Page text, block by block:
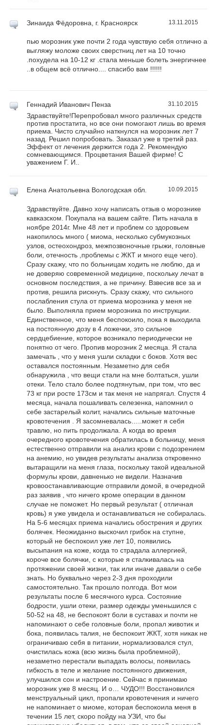
Зинаида Фёдоровна, г. Красноярск 13.11.2015
пью морозник уже почти 2 года чувствую себя отлично а
выгляжу моложе своих сверстниц лет на 10 точно
.похудела на 10-12 кг .стала меньше болеть энергичнее
..в общем всё отлично.... спасибо вам !!!!!!
Геннадий Иванович Пенза 31.10.2015
Здравствуйте!Перепробовал много различных средств
против простатита, но все они помогают лишь во время
приема. Чисто случайно наткнулся на морозник лет 7
назад. Решил попробовать. Заказал уже в третий раз.
Эффект от лечения держится года 2. Рекомендую
сомневающимся. Процветания Вашей фирме! С
уважением Г. И..
Елена Анатольевна Вологодская обл. 10.09.2015
Здравствуйте. Давно хочу написать отзыв о морознике
кавказском. Покупала на вашем сайте. Пить начала в
ноябре 2014г. Мне 48 лет и проблем со здоровьем
накопилось много ( миома, несколько субмукозных
узлов, остеохондроз, межпозвоночные грыжи, головные
боли, отечность ,проблемы с ЖКТ и много еще чего).
Сразу скажу, что по больницам ходить не люблю, да и
не доверяю современной медицине, поскольку лечат в
основном последствия, а не причину. Взвесив все за и
против, решила рискнуть. Сразу скажу, что сильного
послабления стула от приема морозника у меня не
было. Выполняла прием морозника по инструкции.
Единственное, что меня беспокоило, пока я выходила
на постоянную дозу в 4 ложечки, это сильное
сердцебиение, которое возникало периодически не
понятно от чего. Пропив морозник 2 месяца. Я стала
замечать , что у меня ушли складки с боков. Хотя вес
оставался постоянным. Незаметно для себя
обнаружила , что вещи стали на мне болтаться, ушли
отеки. Тело стало более подтянутым, при том, что вес
73 кг при росте 173см и так меня не напрягал. Спустя 4
месяца, начала пошаливать селезенка, напомнил о
себе застарелый колит, начались сильные маточные
кровотечения . Я засомневалась…..может я себя
травлю, но пить продолжала. А когда во время
очередного кровотечения обратилась в больницу, меня
естественно отправили на анализ крови с подозрением
на анемию, но увидев результаты анализа откровенно
вытаращили на меня глаза, поскольку такой идеальной
формулы крови, давненько не видели. Назначив
кровоостанавливающие отправили домой, в очередной
раз заявив , что ничего кроме операции в данном
случае не поможет. Но первый результат ( отличная
кровь) я уже увидела и останавливаться не собиралась.
На 5-6 месяцах приема начались обострения и других
болячек. Неожиданно выскочил грибок на ступне,
который не беспокоил уже лет 10, появились
высыпания на коже, когда то страдала аллергией,
короче все болячки, с которые я сталкивалась на
протяжении своей жизни, так или иначе давали о себе
знать. Но буквально через 2-3 дня проходили
самостоятельно. Так прошло полгода. Вот мои
результаты после 6 месячного курса. Состояние
бодрости, ушли отеки, размер одежды уменьшился с
50-52 на 48, не беспокоят боли в суставах и почти не
напоминают о себе головные боли, пропал животик и
бока, появилась талия, не беспокоит ЖКТ, хотя никак не
ограничиваю себя в питании, нормализовался стул,
очистилась кожа (всю жизнь была проблемной),
незаметно перестали выпадать волосы, появилась
гибкость в теле и желание постоянного движения,
улучшился сон и настроение. Сейчас я принимаю
морозник уже 8 месяц. И о… ЧУДО!!! Восстановился
менструальный цикл, пропали кровотечения и ничего
не напоминает о миоме, которая беспокоила меня в
течении 15 лет, скоро пойду на УЗИ, что бы